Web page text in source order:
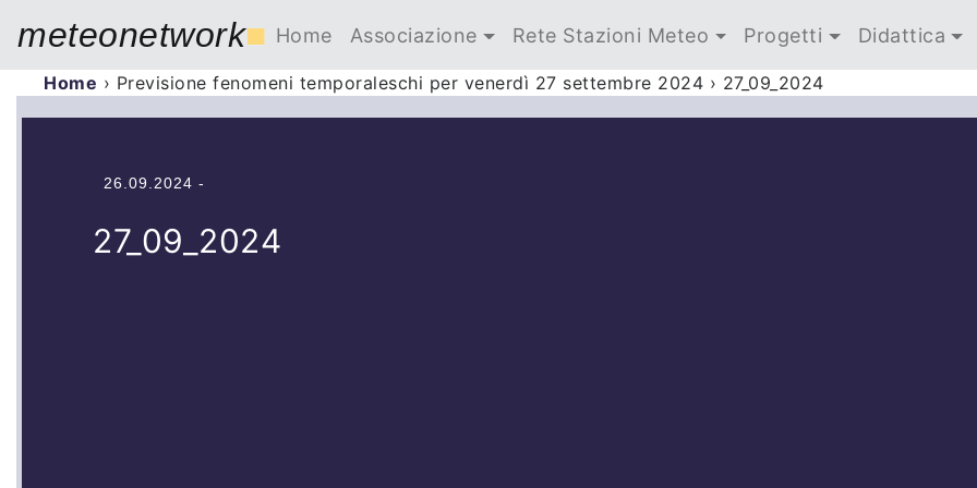
meteonetwork■ Home Associazione Rete Stazioni Meteo Progetti Didattica
Home › Previsione fenomeni temporaleschi per venerdì 27 settembre 2024 › 27_09_2024
26.09.2024 -
27_09_2024